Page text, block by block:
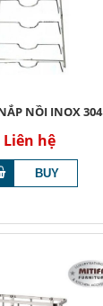
NỒI INOX 304
Liên hệ